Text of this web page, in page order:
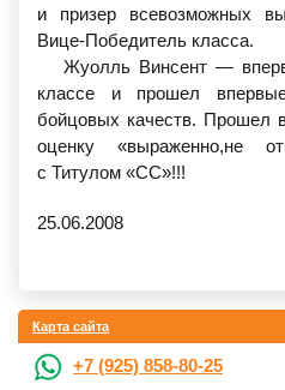
и призер всевозможных
Вице-Победитель класса.
Жуолль Винсент —
классе и прошел
бойцовых качеств. Прошел
оценку
«выраженно,не
с Титулом «СС»!!!
25.06.2008
Карта сайта
+7 (925) 858-80-25